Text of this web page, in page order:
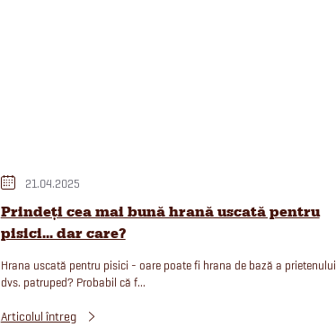
21.04.2025
Prindeți cea mai bună hrană uscată pentru
pisici... dar care?
Hrana uscată pentru pisici - oare poate fi hrana de bază a prietenului
dvs. patruped? Probabil că f...
Articolul întreg